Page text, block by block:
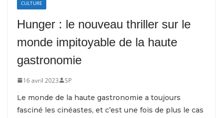
CULTURE
Hunger : le nouveau thriller sur le
monde impitoyable de la haute
gastronomie
16 avril 2023 SP
Le monde de la haute gastronomie a toujours
fasciné les cinéastes, et c’est une fois de plus le cas